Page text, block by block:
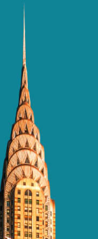
觉激光打标系列：精